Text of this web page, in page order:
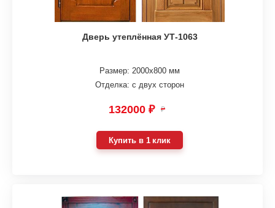
Дверь утеплённая УТ-1063
Размер: 2000х800 мм
Отделка: с двух сторон
132000 ₽ ₽
Купить в 1 клик